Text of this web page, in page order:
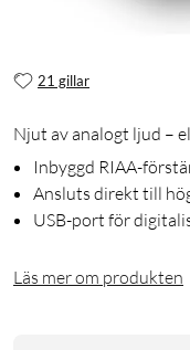
21 gillar
Njut av analogt ljud –
Inbyggd RIAA-
Ansluts direkt till
USB-port för
Läs mer om produkten